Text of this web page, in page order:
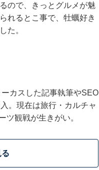
ので、きっとグルメが魅
れるとこ事で、牡蠣好き
た。
カスした記事執筆やSEO
。現在は旅行・カルチャ
ツ観戦が生きがい。